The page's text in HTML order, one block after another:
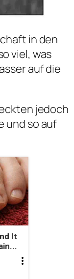
in den
viel, was
auf die
jedoch
und so auf
It